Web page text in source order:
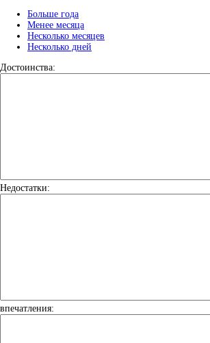
Больше года
Менее месяца
Несколько месяцев
Несколько дней
Достоинства:
Недостатки:
впечатления: